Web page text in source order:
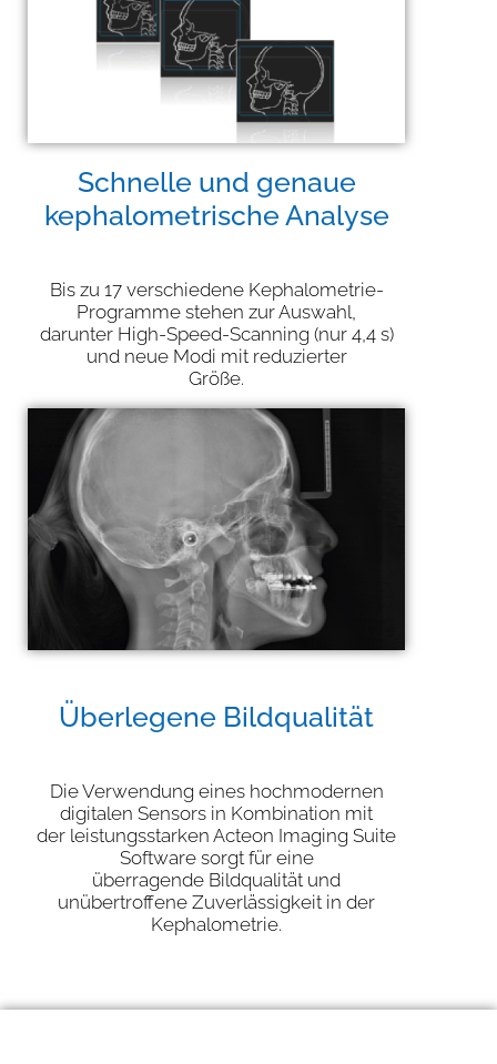
Schnelle und genaue
kephalometrische Analyse
Bis zu 17 verschiedene Kephalometrie-
Programme stehen zur Auswahl,
darunter High-Speed-Scanning (nur 4,4 s)
und neue Modi mit reduzierter
Größe.
Überlegene Bildqualität
Die Verwendung eines hochmodernen
digitalen Sensors in Kombination mit
der leistungsstarken Acteon Imaging Suite
Software sorgt für eine
überragende Bildqualität und
unübertroffene Zuverlässigkeit in der
Kephalometrie.